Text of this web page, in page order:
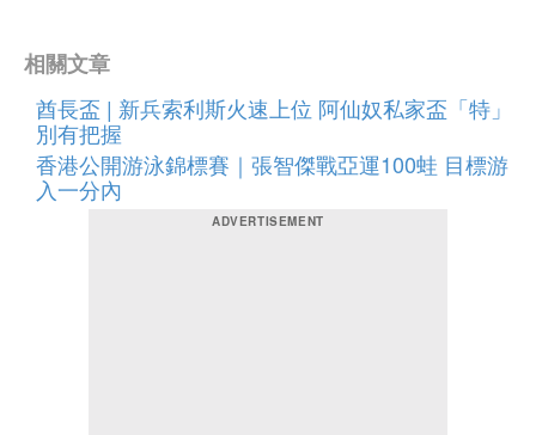
相關文章
酋長盃 | 新兵索利斯火速上位 阿仙奴私家盃「特」
別有把握
香港公開游泳錦標賽｜張智傑戰亞運100蛙 目標游
入一分內